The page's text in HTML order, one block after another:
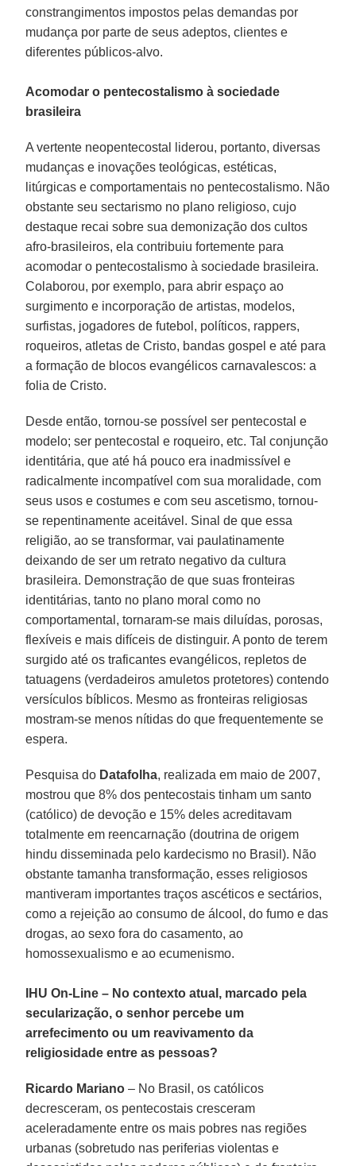
constrangimentos impostos pelas demandas por
mudança por parte de seus adeptos, clientes e
diferentes públicos-alvo.
Acomodar o pentecostalismo à sociedade
brasileira
A vertente neopentecostal liderou, portanto, diversas
mudanças e inovações teológicas, estéticas,
litúrgicas e comportamentais no pentecostalismo. Não
obstante seu sectarismo no plano religioso, cujo
destaque recai sobre sua demonização dos cultos
afro-brasileiros, ela contribuiu fortemente para
acomodar o pentecostalismo à sociedade brasileira.
Colaborou, por exemplo, para abrir espaço ao
surgimento e incorporação de artistas, modelos,
surfistas, jogadores de futebol, políticos, rappers,
roqueiros, atletas de Cristo, bandas gospel e até para
a formação de blocos evangélicos carnavalescos: a
folia de Cristo.
Desde então, tornou-se possível ser pentecostal e
modelo; ser pentecostal e roqueiro, etc. Tal conjunção
identitária, que até há pouco era inadmissível e
radicalmente incompatível com sua moralidade, com
seus usos e costumes e com seu ascetismo, tornou-
se repentinamente aceitável. Sinal de que essa
religião, ao se transformar, vai paulatinamente
deixando de ser um retrato negativo da cultura
brasileira. Demonstração de que suas fronteiras
identitárias, tanto no plano moral como no
comportamental, tornaram-se mais diluídas, porosas,
flexíveis e mais difíceis de distinguir. A ponto de terem
surgido até os traficantes evangélicos, repletos de
tatuagens (verdadeiros amuletos protetores) contendo
versículos bíblicos. Mesmo as fronteiras religiosas
mostram-se menos nítidas do que frequentemente se
espera.
Pesquisa do Datafolha, realizada em maio de 2007,
mostrou que 8% dos pentecostais tinham um santo
(católico) de devoção e 15% deles acreditavam
totalmente em reencarnação (doutrina de origem
hindu disseminada pelo kardecismo no Brasil). Não
obstante tamanha transformação, esses religiosos
mantiveram importantes traços ascéticos e sectários,
como a rejeição ao consumo de álcool, do fumo e das
drogas, ao sexo fora do casamento, ao
homossexualismo e ao ecumenismo.
IHU On-Line – No contexto atual, marcado pela
secularização, o senhor percebe um
arrefecimento ou um reavivamento da
religiosidade entre as pessoas?
Ricardo Mariano – No Brasil, os católicos
decresceram, os pentecostais cresceram
aceleradamente entre os mais pobres nas regiões
urbanas (sobretudo nas periferias violentas e